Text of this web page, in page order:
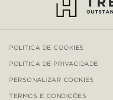
POLITICA DE COOKIES
POLÍTICA DE PRIVACIDADE
PERSONALIZAR COOKIES
TERMOS E CONDIÇÕES